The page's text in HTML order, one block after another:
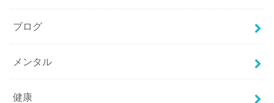
ブログ
メンタル
健康